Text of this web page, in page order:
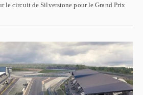
le circuit de Silverstone pour le Grand Prix